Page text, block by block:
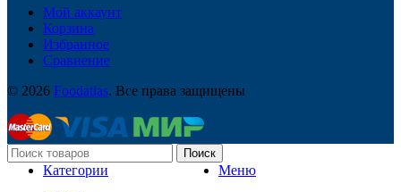
Мой аккаунт
Корзина
Избранное
Сравнение
© 2026 Foodatlas. Все права защищены
Поиск
Меню
Категории